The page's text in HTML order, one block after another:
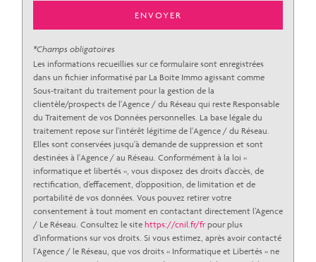
Propriétaires (vs. locataires)
Taxe habitation
14,08 %
Taxe foncière
Habitants de moins de 25 ans
30,28 %
Habitants de 25 à 55 ans
35,53 %
Habitants de plus de 55 ans
Nombre d'enfants par famille
Familles sans enfant
Familles avec 1 ou 2 enfants
Maisons
41,36 %
ENVOYER
*Champs obligatoires
Les informations recueillies sur ce formulaire sont enregistrées
dans un fichier informatisé par La Boite Immo agissant comme
Sous-traitant du traitement pour la gestion de la
clientèle/prospects de l'Agence / du Réseau qui reste Responsable
du Traitement de vos Données personnelles. La base légale du
traitement repose sur l'intérêt légitime de l'Agence / du Réseau.
Elles sont conservées jusqu'à demande de suppression et sont
destinées à l'Agence / au Réseau. Conformément à la loi «
informatique et libertés », vous disposez des droits d’accès, de
rectification, d’effacement, d’opposition, de limitation et de
portabilité de vos données. Vous pouvez retirer votre
consentement à tout moment en contactant directement l’Agence
/ Le Réseau. Consultez le site https://cnil.fr/fr pour plus
d’informations sur vos droits. Si vous estimez, après avoir contacté
l'Agence / le Réseau, que vos droits « Informatique et Libertés » ne